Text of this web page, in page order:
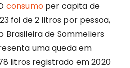
consumoper capita de
foi de 2 litros por pessoa,
Brasileira de Sommeliers
uma queda em
litros registrado em 2020